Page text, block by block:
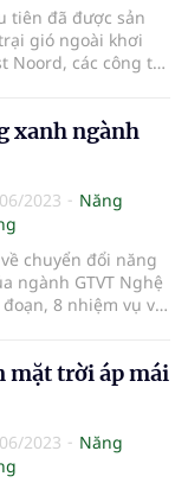
tiên đã được sản
gió ngoài khơi
Noord, các công ty
xanh ngành
2023
Năng
chuyển đổi năng
ngành GTVT Nghệ
8 nhiệm vụ và
lượng xanh.
mặt trời áp mái
2023
Năng